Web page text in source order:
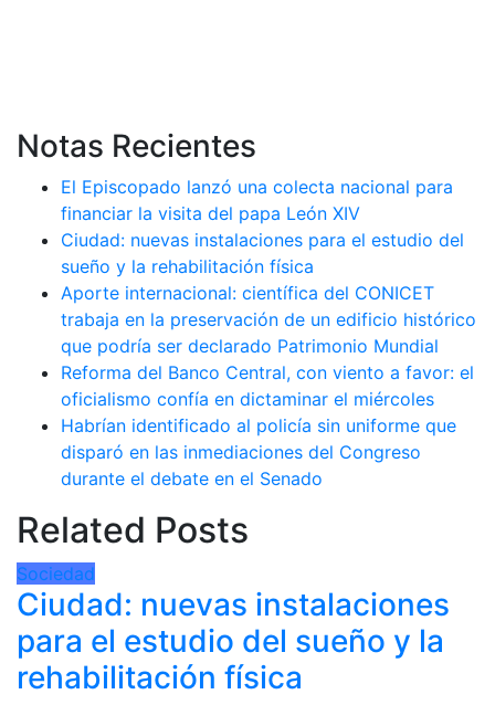
Notas Recientes
El Episcopado lanzó una colecta nacional para
financiar la visita del papa León XIV
Ciudad: nuevas instalaciones para el estudio del
sueño y la rehabilitación física
Aporte internacional: científica del CONICET
trabaja en la preservación de un edificio histórico
que podría ser declarado Patrimonio Mundial
Reforma del Banco Central, con viento a favor: el
oficialismo confía en dictaminar el miércoles
Habrían identificado al policía sin uniforme que
disparó en las inmediaciones del Congreso
durante el debate en el Senado
Related Posts
Sociedad
Ciudad: nuevas instalaciones
para el estudio del sueño y la
rehabilitación física